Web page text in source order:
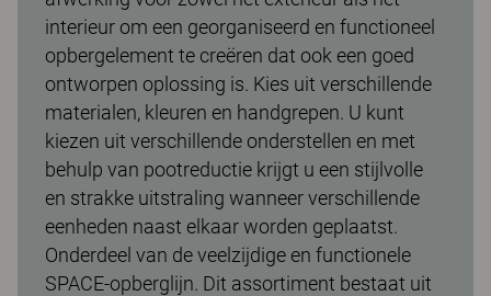
interieur om een georganiseerd en functioneel
opbergelement te creëren dat ook een goed
ontworpen oplossing is. Kies uit verschillende
materialen, kleuren en handgrepen. U kunt
kiezen uit verschillende onderstellen en met
behulp van pootreductie krijgt u een stijlvolle
en strakke uitstraling wanneer verschillende
eenheden naast elkaar worden geplaatst.
Onderdeel van de veelzijdige en functionele
SPACE-opberglijn. Dit assortiment bestaat uit